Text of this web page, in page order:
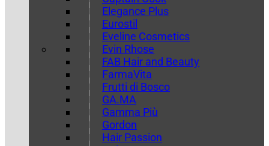
Elegance Plus
Eurostil
Eveline Cosmetics
Evin Rhose
FAB Hair and Beauty
FarmaVita
Frutti di Bosco
GA.MA
Gamma Più
Gordon
Hair Passion